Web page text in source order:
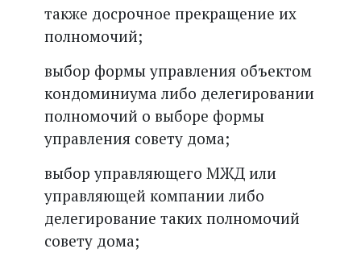
также досрочное прекращение их
полномочий;
выбор формы управления объектом
кондоминиума либо делегировании
полномочий о выборе формы
управления совету дома;
выбор управляющего МЖД или
управляющей компании либо
делегирование таких полномочий
совету дома;